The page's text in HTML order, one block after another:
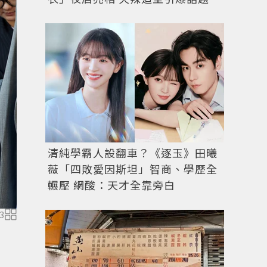
3 圖／IG @houpatty
清純學霸人設翻車？《逐玉》田曦
薇「四敗愛因斯坦」智商、學歷全
輾壓 網酸：天才全靠旁白